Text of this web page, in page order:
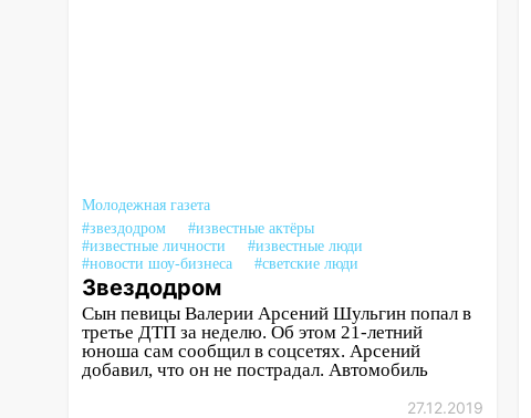
16:12 Едва не перерезал горло:
в Вешкайме посиделки с
судимым знакомым
закончились для женщины
больницей
16:06 18-летняя девушка без
прав перевернулась на мопеде
Молодежная газета
#звездодром
#известные актёры
#известные личности
#известные люди
#новости шоу-бизнеса
#светские люди
Звездодром
Сын певицы Валерии Арсений Шульгин попал в
третье ДТП за неделю. Об этом 21-летний
юноша сам сообщил в соцсетях. Арсений
добавил, что он не пострадал. Автомобиль
27.12.2019